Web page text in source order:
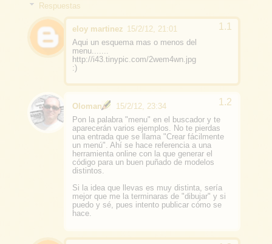
Respuestas
eloy martinez 15/2/12, 21:01
Aqui un esquema mas o menos del
menu.......
http://i43.tinypic.com/2wem4wn.jpg
:)
Oloman
15/2/12, 23:34
Pon la palabra "menu" en el buscador y te
aparecerán varios ejemplos. No te pierdas
una entrada que se llama "Crear fácilmente
un menú". Ahí se hace referencia a una
herramienta online con la que generar el
código para un buen puñado de modelos
distintos.
Si la idea que llevas es muy distinta, sería
mejor que me la terminaras de "dibujar" y si
puedo y sé, pues intento publicar cómo se
hace.